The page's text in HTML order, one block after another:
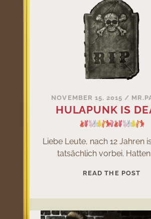
NOVEMBER 15, 2015 /
HULAPUNK IS
Liebe Leute, nach 12 Jahren
tatsächlich vorbei. Hatten
READ THE POST